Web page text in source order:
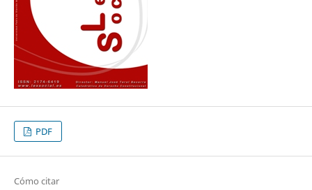
PDF
Cómo citar